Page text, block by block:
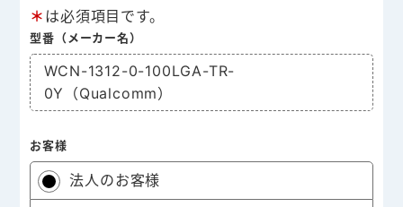
＊ は必須項目です。
型番（メーカー名）
WCN-1312-0-100LGA-TR-
0Y（Qualcomm）
お客様
法人のお客様